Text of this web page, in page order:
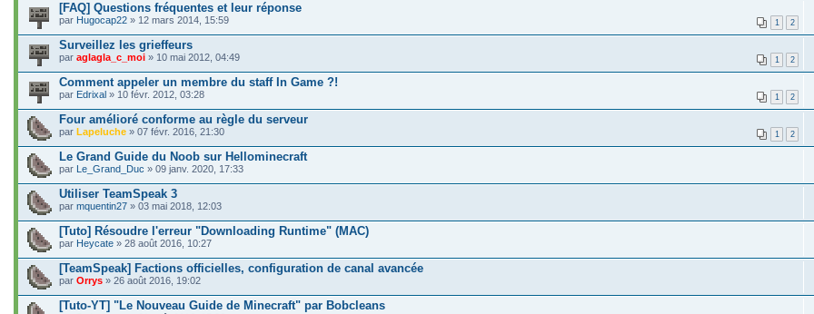
[FAQ] Questions fréquentes et leur réponse
1 2
par Hugocap22 » 12 mars 2014, 15:59
Surveillez les grieffeurs
1 2
par aglagla_c_moi » 10 mai 2012, 04:49
Comment appeler un membre du staff In Game ?!
1 2
par Edrixal » 10 févr. 2012, 03:28
Four amélioré conforme au règle du serveur
1 2
par Lapeluche » 07 févr. 2016, 21:30
Le Grand Guide du Noob sur Hellominecraft
par Le_Grand_Duc » 09 janv. 2020, 17:33
Utiliser TeamSpeak 3
par mquentin27 » 03 mai 2018, 12:03
[Tuto] Résoudre l'erreur "Downloading Runtime" (MAC)
par Heycate » 28 août 2016, 10:27
[TeamSpeak] Factions officielles, configuration de canal avancée
par Orrys » 26 août 2016, 19:02
[Tuto-YT] "Le Nouveau Guide de Minecraft" par Bobcleans